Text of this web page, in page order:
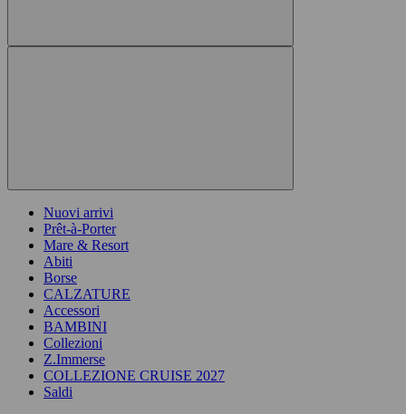
Nuovi arrivi
Prêt-à-Porter
Mare & Resort
Abiti
Borse
CALZATURE
Accessori
BAMBINI
Collezioni
Z.Immerse
COLLEZIONE CRUISE 2027
Saldi